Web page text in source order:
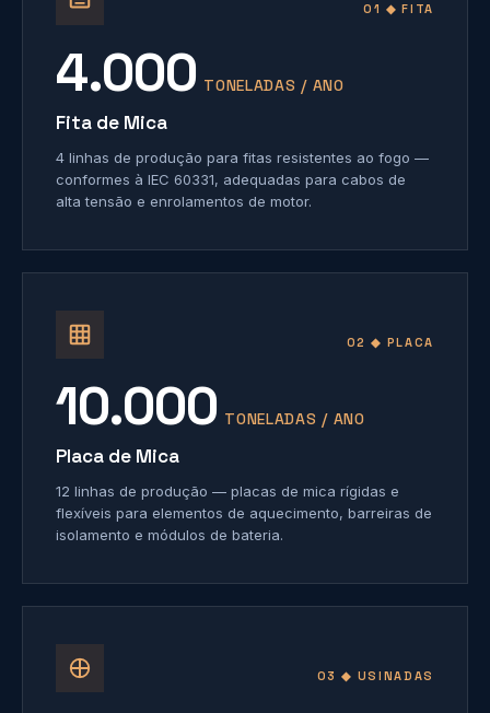
01 ◆ FITA
4.000 TONELADAS / ANO
Fita de Mica
4 linhas de produção para fitas resistentes ao fogo —
conformes à IEC 60331, adequadas para cabos de
alta tensão e enrolamentos de motor.
02 ◆ PLACA
10.000 TONELADAS / ANO
Placa de Mica
12 linhas de produção — placas de mica rígidas e
flexíveis para elementos de aquecimento, barreiras de
isolamento e módulos de bateria.
03 ◆ USINADAS